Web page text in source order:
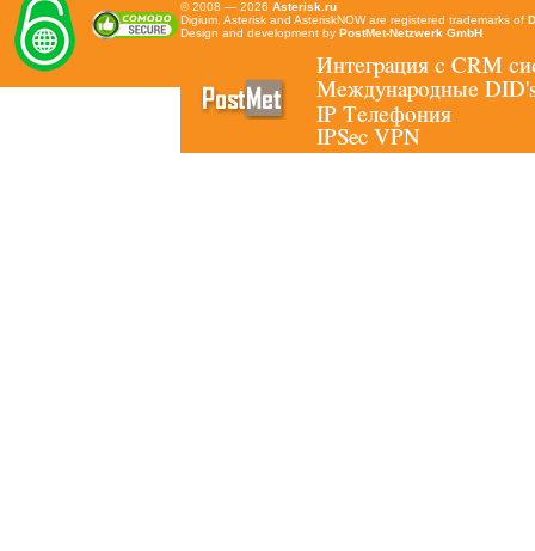
© 2008 — 2026 Asterisk.ru
Digium, Asterisk and AsteriskNOW are registered trademarks of
Design and development by PostMet-Netzwerk GmbH